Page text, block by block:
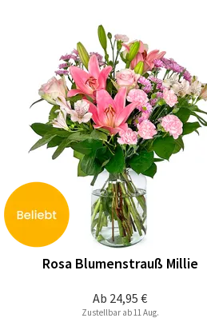
Ab 24,95 €
Rosa Blumenstrauß Millie
Zustellbar ab 11 Aug.